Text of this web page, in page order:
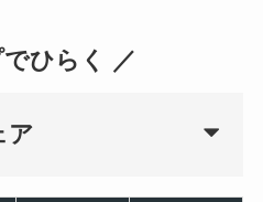
ひらく ／
ア